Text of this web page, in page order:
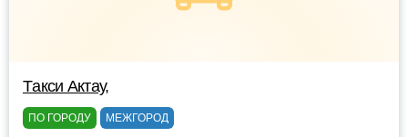
Tакси Актау,
ПО ГОРОДУ МЕЖГОРОД